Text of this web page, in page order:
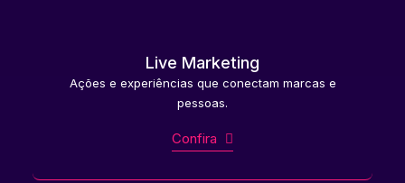
Live Marketing
Ações e experiências que conectam marcas e
pessoas.
Confira